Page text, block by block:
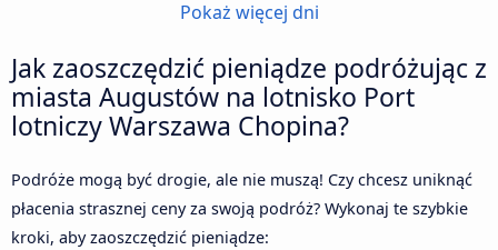
Pokaż więcej dni
Jak zaoszczędzić pieniądze podróżując z
miasta Augustów na lotnisko Port
lotniczy Warszawa Chopina?
Podróże mogą być drogie, ale nie muszą! Czy chcesz uniknąć
płacenia strasznej ceny za swoją podróż? Wykonaj te szybkie
kroki, aby zaoszczędzić pieniądze: